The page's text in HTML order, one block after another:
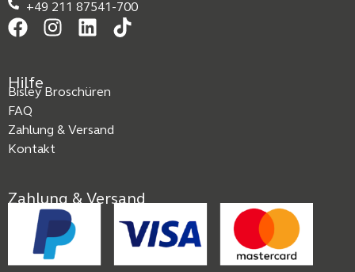
+49 211 87541-700
Hilfe
Bisley Broschüren
FAQ
Zahlung & Versand
Kontakt
Zahlung & Versand